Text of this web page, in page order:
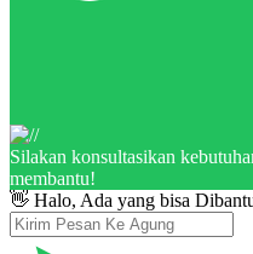
Silakan konsultasikan
membantu!
👋 Halo, Ada yang bisa